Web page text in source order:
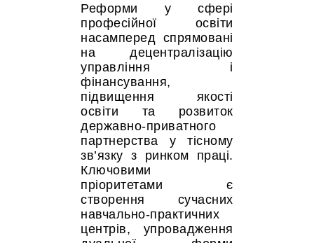
Реформи у сфері
професійної освіти
насамперед спрямовані
на децентралізацію
управління і
фінансування,
підвищення якості
освіти та розвиток
державно-приватного
партнерства у тісному
зв’язку з ринком праці.
Ключовими
пріоритетами є
створення сучасних
навчально-практичних
центрів, упровадження